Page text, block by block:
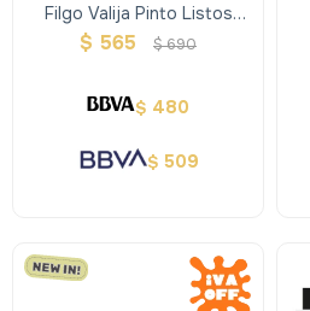
Filgo Valija Pinto Listos
Para El Cole- Estuche
$ 565 $690
$ 480
$ 509